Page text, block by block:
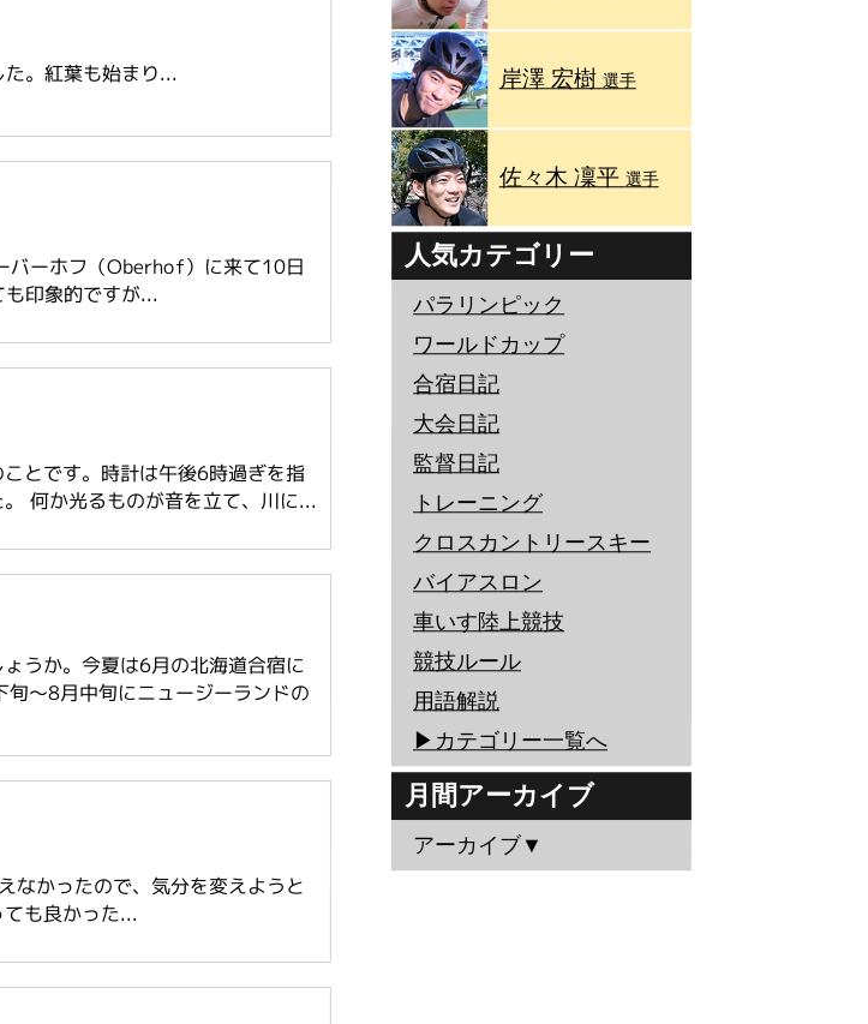
。紅葉も始まり...
バーホフ（Oberhof）に来て10日
印象的ですが...
とです。時計は午後6時過ぎを指
何か光るものが音を立て、川に...
うか。今夏は6月の北海道合宿に
～8月中旬にニュージーランドの
なかったので、気分を変えようと
も良かった...
岸澤 宏樹 選手
佐々木 凜平 選手
人気カテゴリー
パラリンピック
ワールドカップ
合宿日記
大会日記
監督日記
トレーニング
クロスカントリースキー
バイアスロン
車いす陸上競技
競技ルール
用語解説
▶︎カテゴリー一覧へ
月間アーカイブ
アーカイブ▼